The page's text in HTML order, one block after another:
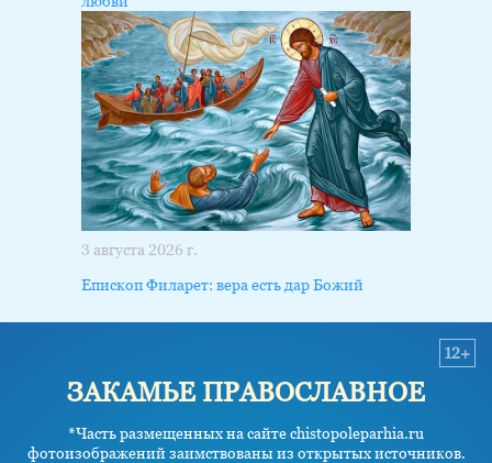
3 августа 2026 г.
Епископ Филарет: вера есть дар Божий
ЗАКАМЬЕ ПРАВОСЛАВНОЕ
*Часть размещенных на сайте chistopoleparhia.ru
фотоизображений заимствованы из открытых источников.
12+